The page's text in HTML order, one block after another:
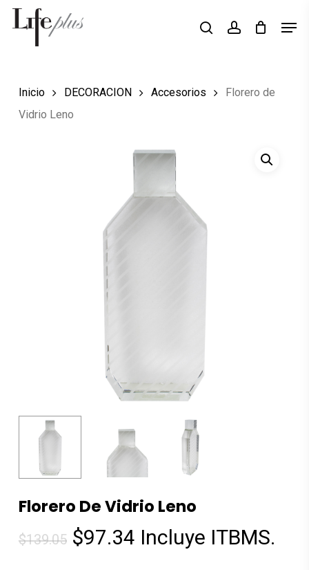
Skip
Búsqueda
productos
searchaccount
Inicio DECORACION Accesorios
Florero de
Vidrio Leno
Florero De Vidrio Leno
$139.05 El
$97.34ElIncluye ITBMS.